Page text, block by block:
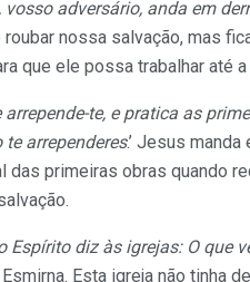
adversário, anda em
roubar nossa salvação, mas
que ele possa trabalhar até
te, e pratica as
arrependeres.’ Jesus
das primeiras obras quando
Espírito diz às igrejas: O que
Esmirna. Esta igreja não tinha